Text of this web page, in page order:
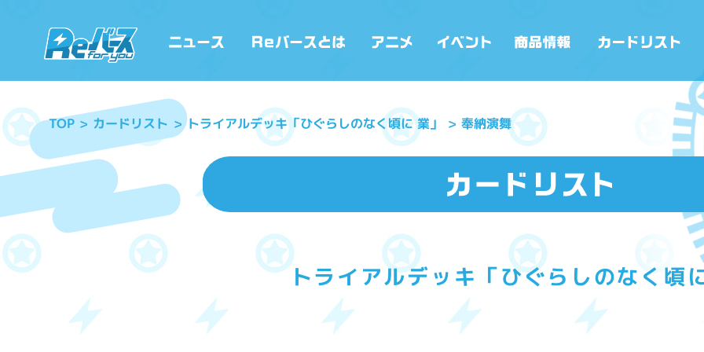
TOP カードリスト トライアルデッキ「ひぐらしのなく頃に 業」 奉納演舞
トライアルデッキ「ひぐらしのなく頃